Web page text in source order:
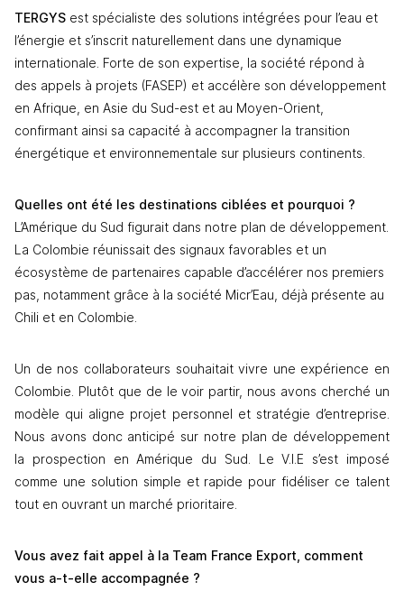
TERGYS est spécialiste des solutions intégrées pour l’eau et
l’énergie et s’inscrit naturellement dans une dynamique
internationale. Forte de son expertise, la société répond à
des appels à projets (FASEP) et accélère son développement
en Afrique, en Asie du Sud-est et au Moyen-Orient,
confirmant ainsi sa capacité à accompagner la transition
énergétique et environnementale sur plusieurs continents.
Quelles ont été les destinations ciblées et pourquoi ?
L’Amérique du Sud figurait dans notre plan de développement.
La Colombie réunissait des signaux favorables et un
écosystème de partenaires capable d’accélérer nos premiers
pas, notamment grâce à la société Micr’Eau, déjà présente au
Chili et en Colombie.
Un de nos collaborateurs souhaitait vivre une expérience en
Colombie. Plutôt que de le voir partir, nous avons cherché un
modèle qui aligne projet personnel et stratégie d’entreprise.
Nous avons donc anticipé sur notre plan de développement
la prospection en Amérique du Sud. Le V.I.E s’est imposé
comme une solution simple et rapide pour fidéliser ce talent
tout en ouvrant un marché prioritaire.
Vous avez fait appel à la Team France Export, comment
vous a-t-elle accompagnée ?